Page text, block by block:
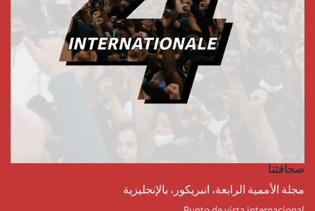
صحافتنا
مجلة الأممية الرابعة، انبريكور، بالإنجليزية